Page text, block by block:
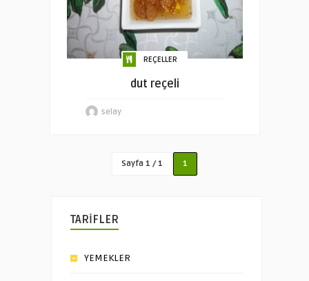
REÇELLER
dut reçeli
selay
Sayfa 1 / 1 1
TARİFLER
YEMEKLER